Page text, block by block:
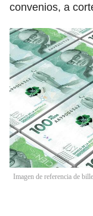
convenios, a
Imagen de referencia de